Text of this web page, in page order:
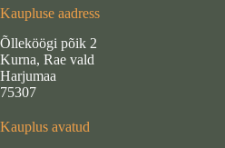
Kaupluse aadress
Õlleköögi põik 2
Kurna, Rae vald
Harjumaa
75307
Kauplus avatud